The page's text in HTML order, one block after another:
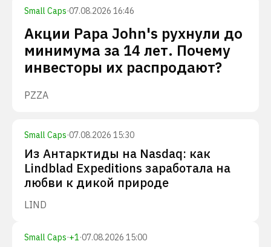
Small Caps·07.08.2026 16:46
Акции Papa John's рухнули до
минимума за 14 лет. Почему
инвесторы их распродают?
PZZA
Small Caps·07.08.2026 15:30
Из Антарктиды на Nasdaq: как
Lindblad Expeditions заработала на
любви к дикой природе
LIND
Small Caps·+1·07.08.2026 15:00